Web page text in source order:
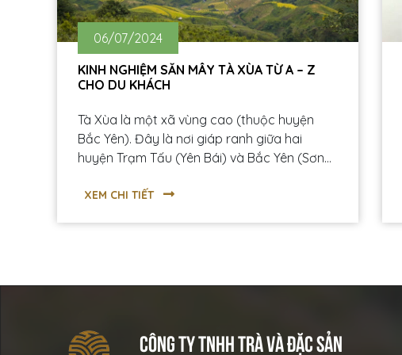
06/07/2024
KINH NGHIỆM SĂN MÂY TÀ XÙA TỪ A – Z
CHO DU KHÁCH
Tà Xùa là một xã vùng cao (thuộc huyện
Bắc Yên). Đây là nơi giáp ranh giữa hai
huyện Trạm Tấu (Yên Bái) và Bắc Yên (Sơn
lịch hấp dẫn để các bạn trẻ có thể “săn
XEM CHI TIẾT
CÔNG TY TNHH TRÀ VÀ ĐẶC SẢN